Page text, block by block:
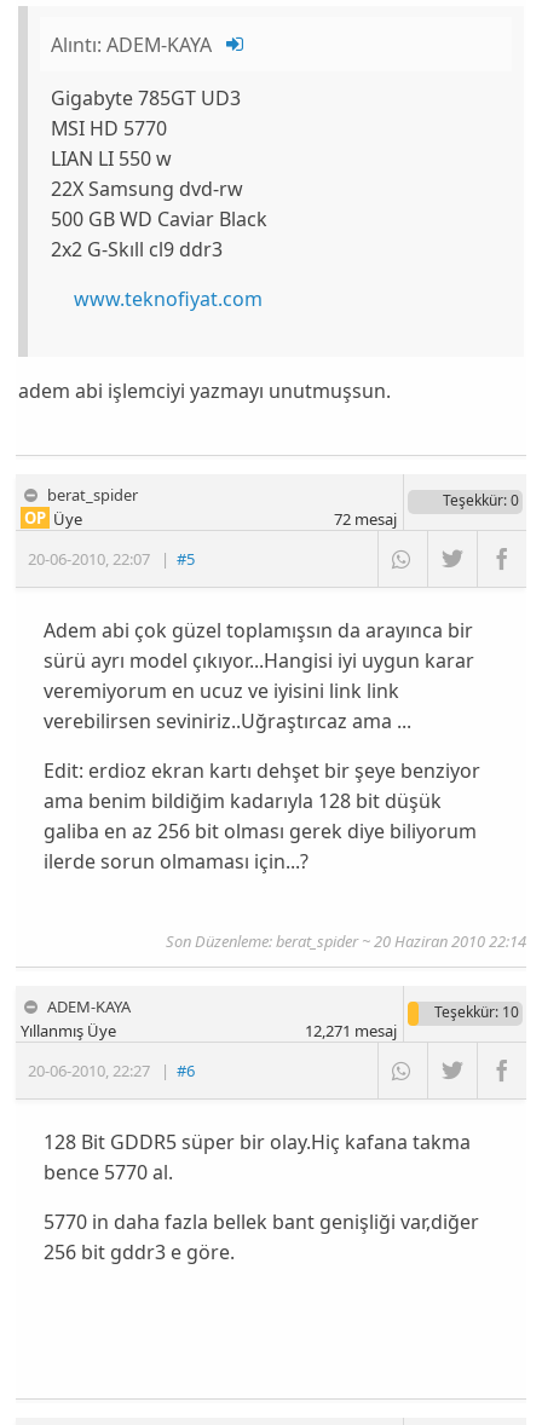
Alıntı:ADEM-KAYA
Gigabyte 785GT UD3
MSI HD 5770
LIAN LI 550 w
22X Samsung dvd-rw
500 GB WD Caviar Black
2x2 G-Skıll cl9 ddr3
www.teknofiyat.com
adem abi işlemciyi yazmayı unutmuşsun.
berat_spider
20-06-2010,22:07 |#5
OP Üye
Teşekkür: 0
72mesaj
Adem abi çok güzel toplamışsın da arayınca bir
sürü ayrı model çıkıyor...Hangisi iyi uygun karar
veremiyorum en ucuz ve iyisini link link
verebilirsen seviniriz..Uğraştırcaz ama ...
Edit: erdioz ekran kartı dehşet bir şeye benziyor
ama benim bildiğim kadarıyla 128 bit düşük
galiba en az 256 bit olması gerek diye biliyorum
ilerde sorun olmaması için...?
Son Düzenleme: berat_spider ~ 20 Haziran 2010 22:14
ADEM-KAYA
20-06-2010,22:27 |#6
Yıllanmış Üye
Teşekkür: 10
12,271 mesaj
128 Bit GDDR5 süper bir olay.Hiç kafana takma
bence 5770 al.
5770 in daha fazla bellek bant genişliği var,diğer
256 bit gddr3 e göre.